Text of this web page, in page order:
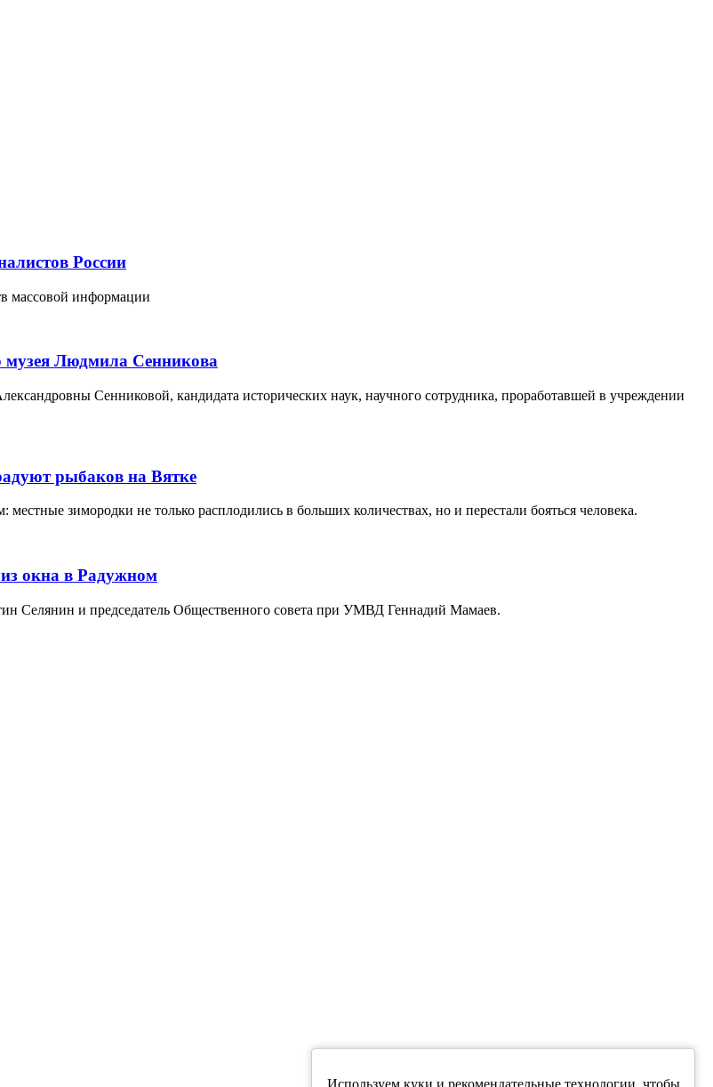
России
массовой информации
музея Людмила Сенникова
Сенниковой, кандидата исторических наук, научного сотрудника, проработавшей в учреждении
рыбаков на Вятке
зимородки не только расплодились в больших количествах, но и перестали бояться человека.
окна в Радужном
Селянин и председатель Общественного совета при УМВД Геннадий Мамаев.
Используем куки и рекомендательные технологии, чтобы